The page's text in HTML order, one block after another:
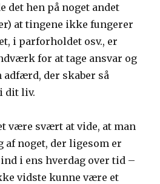
det hen på noget andet
at tingene ikke fungerer
i parforholdet osv., er
for at tage ansvar og
adfærd, der skaber så
dit liv.
være svært at vide, at man
af noget, der ligesom er
i ens hverdag over tid –
vidste kunne være et